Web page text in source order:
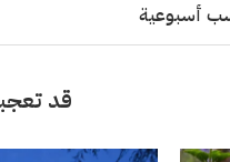
أسبوعية
قد